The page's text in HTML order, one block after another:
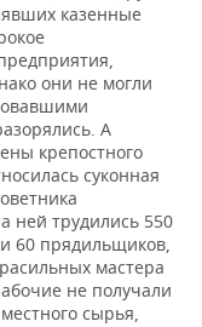
казенные
они не могли
А
крепостного
суконная
ней трудились 550
60 прядильщиков,
мастера
не получали
сырья,